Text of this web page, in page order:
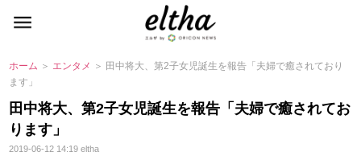
ホーム ＞ エンタメ ＞ 田中将大、第2子女児誕生を報告「夫婦で癒されており
ます」
田中将大、第2子女児誕生を報告「夫婦で癒されてお
ります」
2019-06-12 14:19eltha